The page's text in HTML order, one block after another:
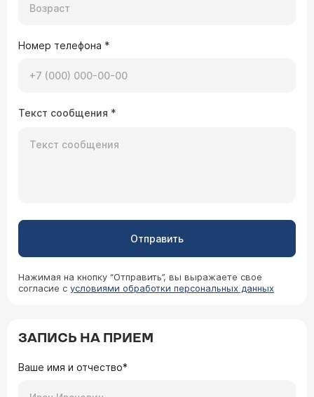
Номер телефона *
Текст сообщения *
Отправить
Нажимая на кнопку “Отправить”, вы выражаете свое
согласие с условиями обработки персональных данных
ЗАПИСЬ НА ПРИЕМ
Ваше имя и отчество*